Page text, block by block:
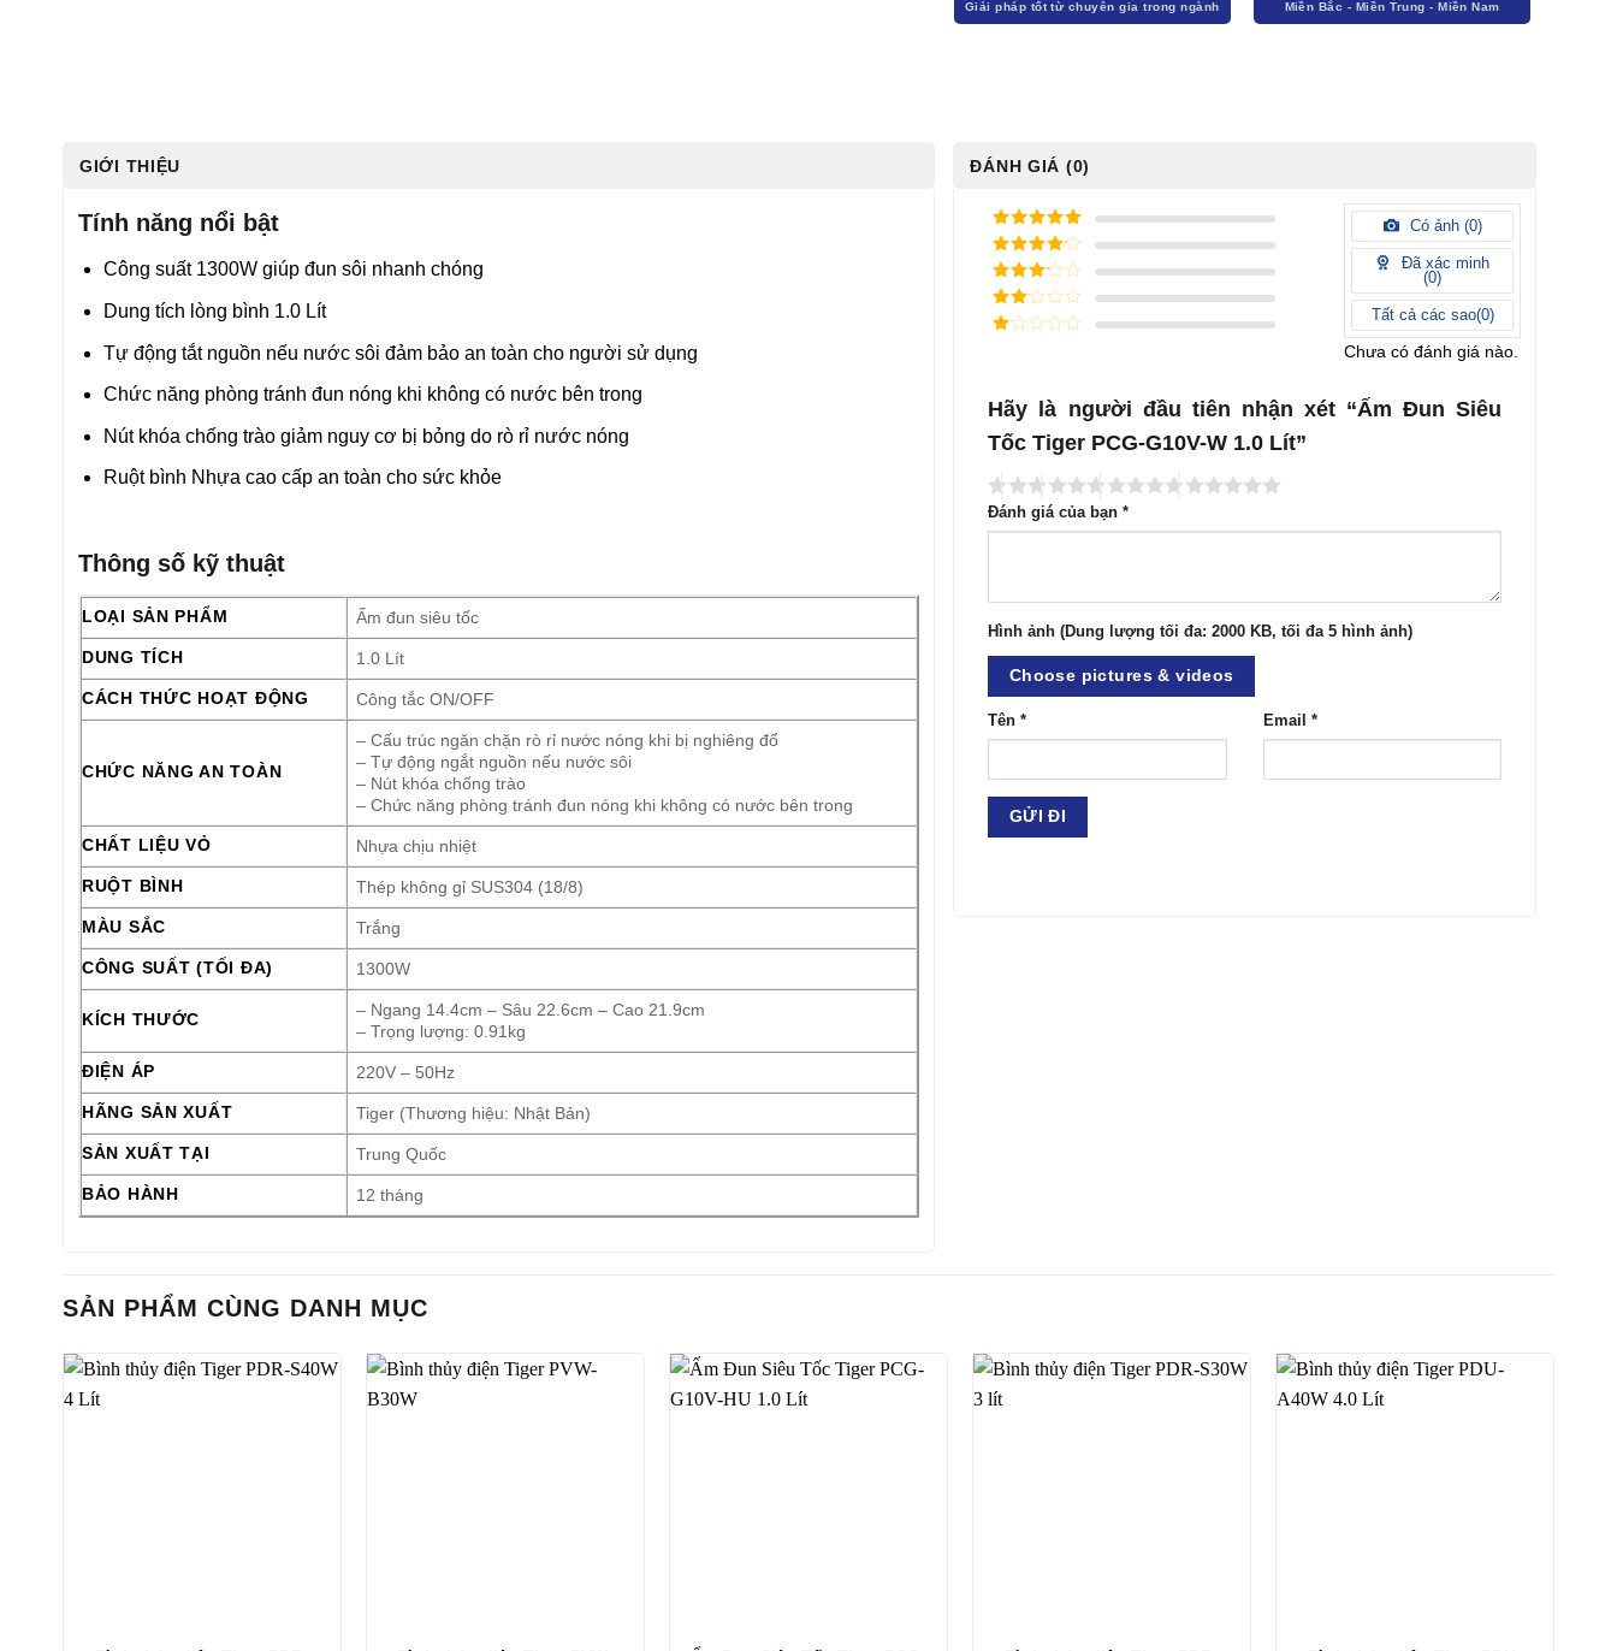
GIỚI THIỆU
Tính năng nổi bật
Công suất 1300W giúp đun sôi nhanh chóng
Dung tích lòng bình 1.0 Lít
Tự động tắt nguồn nếu nước sôi đảm bảo an toàn cho người sử dụng
Chức năng phòng tránh đun nóng khi không có nước bên trong
Nút khóa chống trào giảm nguy cơ bị bỏng do rò rỉ nước nóng
Ruột bình Nhựa cao cấp an toàn cho sức khỏe
Thông số kỹ thuật
LOẠI SẢN PHẨM Ấm đun siêu tốc
DUNG TÍCH 1.0 Lít
CÁCH THỨC HOẠT ĐỘNG Công tắc ON/OFF
CHỨC NĂNG AN TOÀN
– Cấu trúc ngăn chặn rò rỉ nước nóng khi bị nghiêng đổ
– Tự động ngắt nguồn nếu nước sôi
– Nút khóa chống trào
– Chức năng phòng tránh đun nóng khi không có nước bên trong
CHẤT LIỆU VỎ Nhựa chịu nhiệt
RUỘT BÌNH Thép không gỉ SUS304 (18/8)
MÀU SẮC Trắng
CÔNG SUẤT (TỐI ĐA) 1300W
KÍCH THƯỚC
– Ngang 14.4cm – Sâu 22.6cm – Cao 21.9cm
– Trọng lượng: 0.91kg
ĐIỆN ÁP 220V – 50Hz
HÃNG SẢN XUẤT Tiger (Thương hiệu: Nhật Bản)
SẢN XUẤT TẠI Trung Quốc
BẢO HÀNH 12 tháng
ĐÁNH GIÁ (0)
5/ 5 điểm
4/ 5
điểm
3/ 5
điểm
2/
điểm
Có ảnh (0)
Đã xác minh
(0)
Tất cả các sao(0)
Chưa có đánh giá nào.
Hãy là người đầu tiên nhận xét “Ấm Đun Siêu
Tốc Tiger PCG-G10V-W 1.0 Lít”
Đánh giá của bạn*
Hình ảnh (Dung lượng tối đa: 2000 KB, tối đa 5 hình ảnh)
Choose pictures & videos
Tên* Email *
SẢN PHẨM CÙNG DANH MỤC